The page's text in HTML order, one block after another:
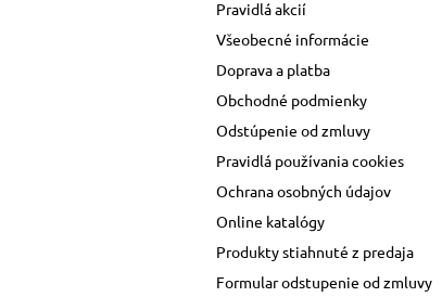
Pravidlá akcií
Všeobecné informácie
Doprava a platba
Obchodné podmienky
Odstúpenie od zmluvy
Pravidlá používania cookies
Ochrana osobných údajov
Online katalógy
Produkty stiahnuté z predaja
Formular odstupenie od zmluvy